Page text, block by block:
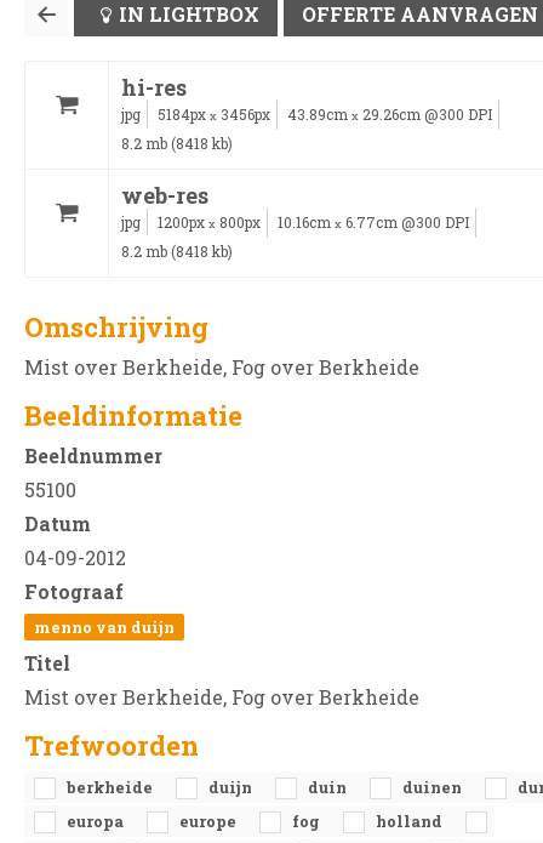
IN LIGHTBOX OFFERTE AANVRAGEN
hi-res
jpg 5184px x 3456px 43.89cm x 29.26cm @300 DPI
8.2 mb (8418 kb)
web-res
jpg 1200px x 800px 10.16cm x 6.77cm @300 DPI
8.2 mb (8418 kb)
Omschrijving
Mist over Berkheide, Fog over Berkheide
Beeldinformatie
Beeldnummer
55100
Datum
04-09-2012
Fotograaf
menno van duijn
Titel
Mist over Berkheide, Fog over Berkheide
Trefwoorden
berkheide duijn duin duinen
europa
europe fog
holland